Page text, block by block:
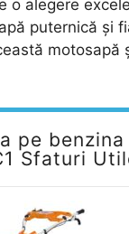
o alegere
puternică și
motosapă
pe benzina
Sfaturi